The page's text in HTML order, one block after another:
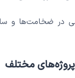
در ضخامت‌ها و
مختلف